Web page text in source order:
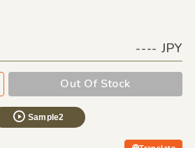
---- JPY
Out Of Stock
Sample2